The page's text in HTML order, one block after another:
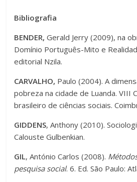
Bibliografia
BENDER, Gerald Jerry (2009), na
Domínio Português-Mito e
editorial Nzila.
CARVALHO, Paulo (2004). A
pobreza na cidade de Luanda. VIII
brasileiro de ciências sociais.
GIDDENS, Anthony (2010).
Calouste Gulbenkian.
GIL, António Carlos (2008).
pesquisa social. 6. Ed. São Paulo: